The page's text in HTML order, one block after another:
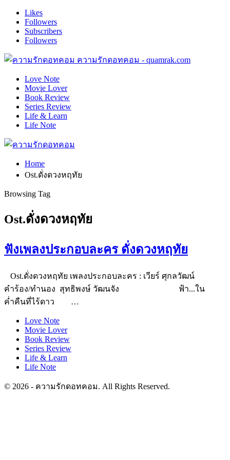
Likes
Followers
Subscribers
Followers
ความรักดอทคอม - quamrak.com
Love Note
Movie Lover
Book Review
Series Review
Life & Learn
Life Note
Home
Ost.ดั่งดวงหฤทัย
Browsing Tag
Ost.ดั่งดวงหฤทัย
ฟังเพลงประกอบละคร ดั่งดวงหฤทัย
Ost.ดั่งดวงหฤทัย เพลงประกอบละคร : เวียร์ ศุกลวัฒน์
คำร้อง/ทำนอง สุทธิพงษ์ วัฒนจัง ฟ้า...ใน
ค่ำคืนที่ไร้ดาว …
Love Note
Movie Lover
Book Review
Series Review
Life & Learn
Life Note
© 2026 - ความรักดอทคอม. All Rights Reserved.